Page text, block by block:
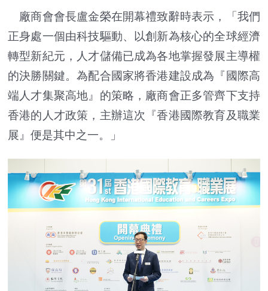
廠商會會長盧金榮在開幕禮致辭時表示，「我們
正身處一個由科技驅動、以創新為核心的全球經濟
轉型新紀元，人才儲備已成為各地掌握發展主導權
的決勝關鍵。為配合國家將香港建設成為『國際高
端人才集聚高地』的策略，廠商會正多管齊下支持
香港的人才政策，主辦這次『香港國際教育及職業
展』便是其中之一。」